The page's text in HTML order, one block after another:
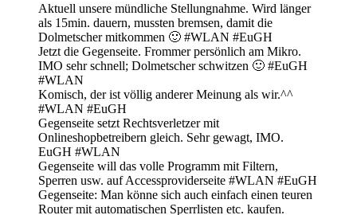
Aktuell unsere mündliche Stellungnahme. Wird länger
als 15min. dauern, mussten bremsen, damit die
Dolmetscher mitkommen 🙂 #WLAN #EuGH
Jetzt die Gegenseite. Frommer persönlich am Mikro.
IMO sehr schnell; Dolmetscher schwitzen 🙂 #EuGH
#WLAN
Komisch, der ist völlig anderer Meinung als wir.^^
#WLAN #EuGH
Gegenseite setzt Rechtsverletzer mit
Onlineshopbetreibern gleich. Sehr gewagt, IMO.
EuGH #WLAN
Gegenseite will das volle Programm mit Filtern,
Sperren usw. auf Accessproviderseite #WLAN #EuGH
Gegenseite: Man könne sich auch einfach einen teuren
Router mit automatischen Sperrlisten etc. kaufen.